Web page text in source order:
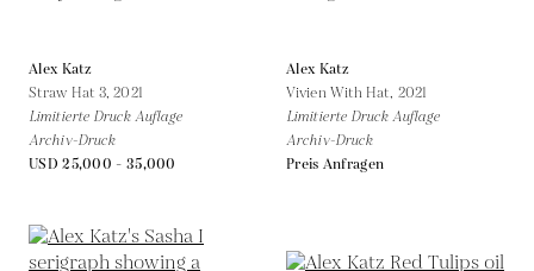
Alex Katz
Straw Hat 3,2021
Limitierte Druck Auflage
Archiv-Druck
USD 25,000 - 35,000
Alex Katz
Vivien With Hat, 2021
Limitierte Druck Auflage
Archiv-Druck
Preis Anfragen